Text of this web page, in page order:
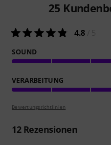
25
4.8
SOUND
VERARBEITUNG
Bewertungsrichtlinien
12Rezensionen